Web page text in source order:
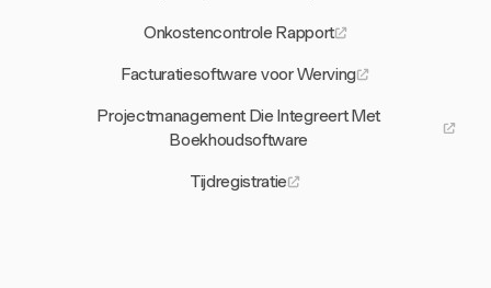
Onkostencontrole Rapport
Facturatiesoftware voor Werving
Projectmanagement Die Integreert Met
Boekhoudsoftware
Tijdregistratie